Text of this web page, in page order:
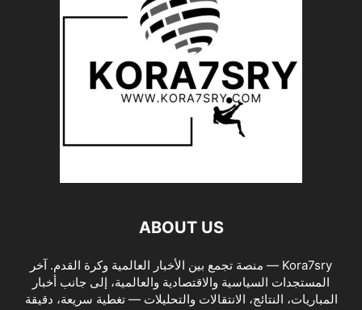
ABOUT US
Kora7sry — منصة تجمع بين الأخبار العالمية وكرة القدم. آخر
المستجدات السياسية والاقتصادية والعالمية، إلى جانب أخبار
المباريات، النتائج، الانتقالات والتحليلات — تغطية سريعة، دقيقة